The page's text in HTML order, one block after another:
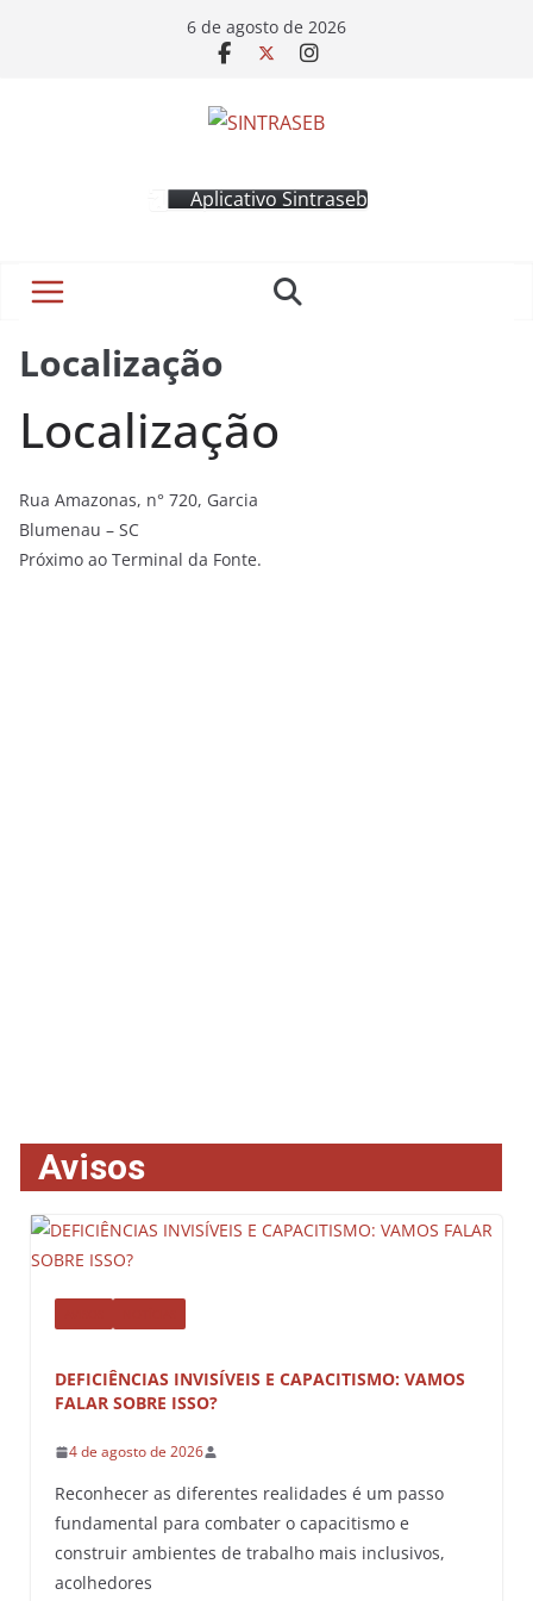
6 de agosto de 2026
Aplicativo Sintraseb
Localização
Localização
Rua Amazonas, n° 720, Garcia
Blumenau – SC
Próximo ao Terminal da Fonte.
Avisos
DEFICIÊNCIAS INVISÍVEIS E CAPACITISMO: VAMOS
FALAR SOBRE ISSO?
4 de agosto de 2026
Reconhecer as diferentes realidades é um passo
fundamental para combater o capacitismo e
construir ambientes de trabalho mais inclusivos,
acolhedores